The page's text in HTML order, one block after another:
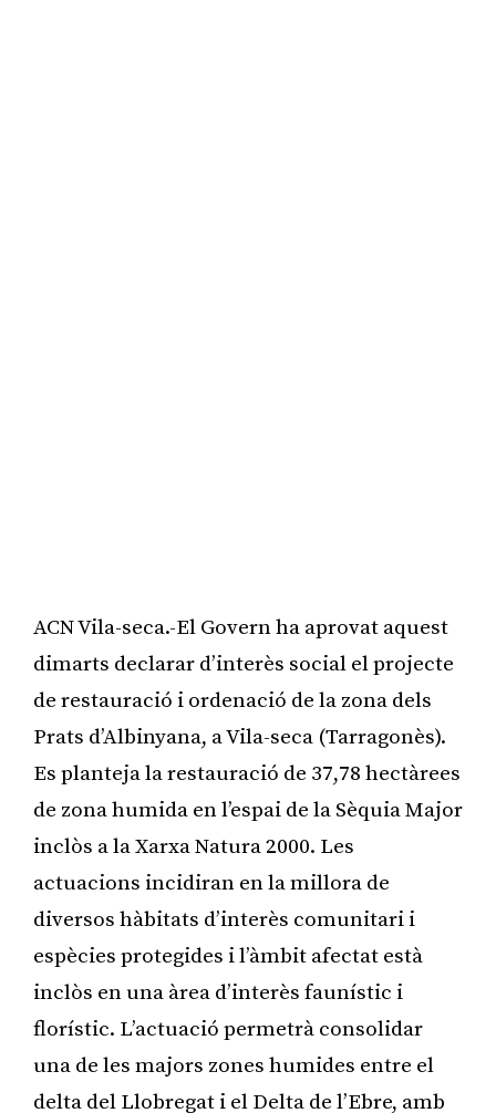
ACN Vila-seca.-El Govern ha aprovat aquest
dimarts declarar d’interès social el projecte
de restauració i ordenació de la zona dels
Prats d’Albinyana, a Vila-seca (Tarragonès).
Es planteja la restauració de 37,78 hectàrees
de zona humida en l’espai de la Sèquia Major
inclòs a la Xarxa Natura 2000. Les
actuacions incidiran en la millora de
diversos hàbitats d’interès comunitari i
espècies protegides i l’àmbit afectat està
inclòs en una àrea d’interès faunístic i
florístic. L’actuació permetrà consolidar
una de les majors zones humides entre el
delta del Llobregat i el Delta de l’Ebre, amb